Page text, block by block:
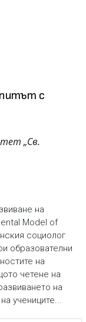
с
„Св.
на
Model of
социолог
образователни
на
четене на
на
учениците...